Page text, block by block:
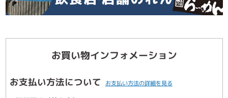
お買い物インフォメーション
お支払い方法について お支払い方法の詳細を見る